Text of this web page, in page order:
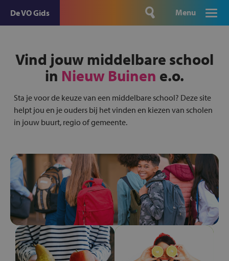
De VO Gids Menu
Vind jouw middelbare school
in Nieuw Buinen e.o.
Sta je voor de keuze van een middelbare school? Deze site
helpt jou en je ouders bij het vinden en kiezen van scholen
in jouw buurt, regio of gemeente.